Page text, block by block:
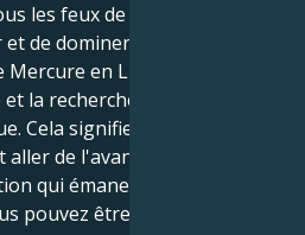
les feux de la rampe et
de dominer avec une force
en Lion vous pousse
la recherche d'une vérité
Cela signifie que vous
de l'avant, mais aussi le
qui émane de l'intérieur. À
pouvez être autoritaire et,